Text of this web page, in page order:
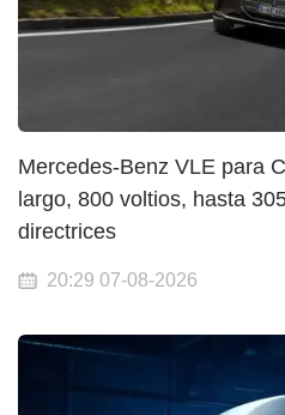
Mercedes-Benz VLE para
largo, 800 voltios, hasta
directrices
20:29 07-08-2026